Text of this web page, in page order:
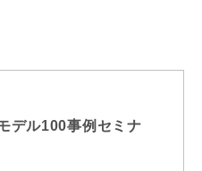
デル100事例セミナ